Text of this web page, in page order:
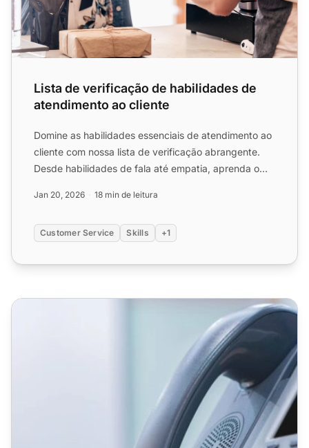
Lista de verificação de habilidades de
atendimento ao cliente
Domine as habilidades essenciais de atendimento ao
cliente com nossa lista de verificação abrangente.
Desde habilidades de fala até empatia, aprenda o
Jan 20, 2026 18 min de leitura
Customer Service Skills +1
Lista de verificação de implementação de VoIP